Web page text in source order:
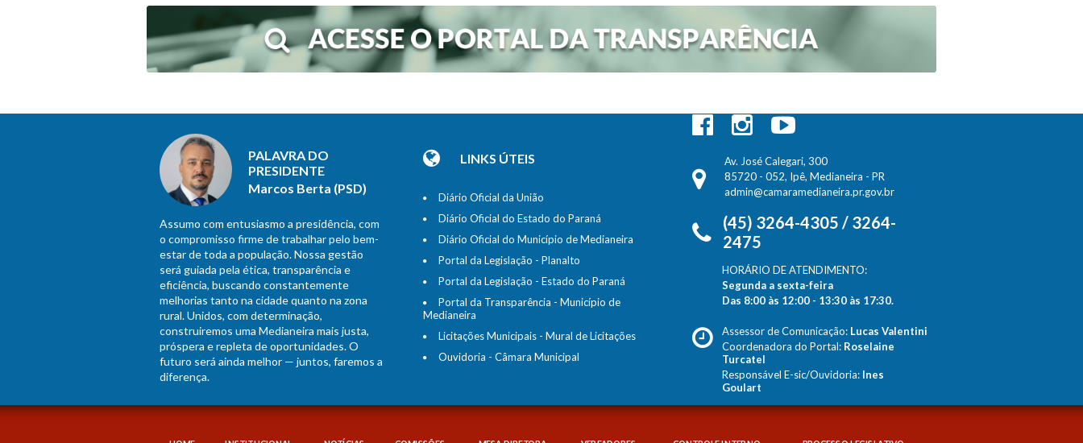
PALAVRA DO
PRESIDENTE
Marcos Berta (PSD)
Assumo com entusiasmo a presidência, com
o compromisso firme de trabalhar pelo bem-
estar de toda a população. Nossa gestão
será guiada pela ética, transparência e
eficiência, buscando constantemente
melhorias tanto na cidade quanto na zona
rural. Unidos, com determinação,
construiremos uma Medianeira mais justa,
próspera e repleta de oportunidades. O
futuro será ainda melhor — juntos, faremos a
diferença.
LINKS ÚTEIS
Diário Oficial da União
Diário Oficial do Estado do Paraná
Diário Oficial do Município de Medianeira
Portal da Legislação - Planalto
Portal da Legislação - Estado do Paraná
Portal da Transparência - Município de
Medianeira
Licitações Municipais - Mural de Licitações
Ouvidoria - Câmara Municipal
Av. José Calegari, 300
85720 - 052, Ipê, Medianeira - PR
admin@camaramedianeira.pr.gov.br
(45) 3264-4305 / 3264-
2475
HORÁRIO DE ATENDIMENTO:
Segunda a sexta-feira
Das 8:00 às 12:00 - 13:30 às 17:30.
Assessor de Comunicação: Lucas Valentini
Coordenadora do Portal: Roselaine
Turcatel
Responsável E-sic/Ouvidoria: Ines
Goulart